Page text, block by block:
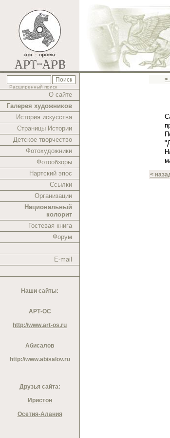
Расширенный поиск
О сайте
Галерея художников
История искусства
Страницы Истории
Детское творчество
Фотохудожники
Фотообзоры
Нартский эпос
Ссылки
Организации
Национальный
колорит
Гостевая книга
Форум
E-mail
Наши сайты:
АРТ-ОС
http://www.art-os.ru
Абисалов
http://www.abisalov.ru
Друзья сайта:
Иристон
Осетия-Алания
<
<